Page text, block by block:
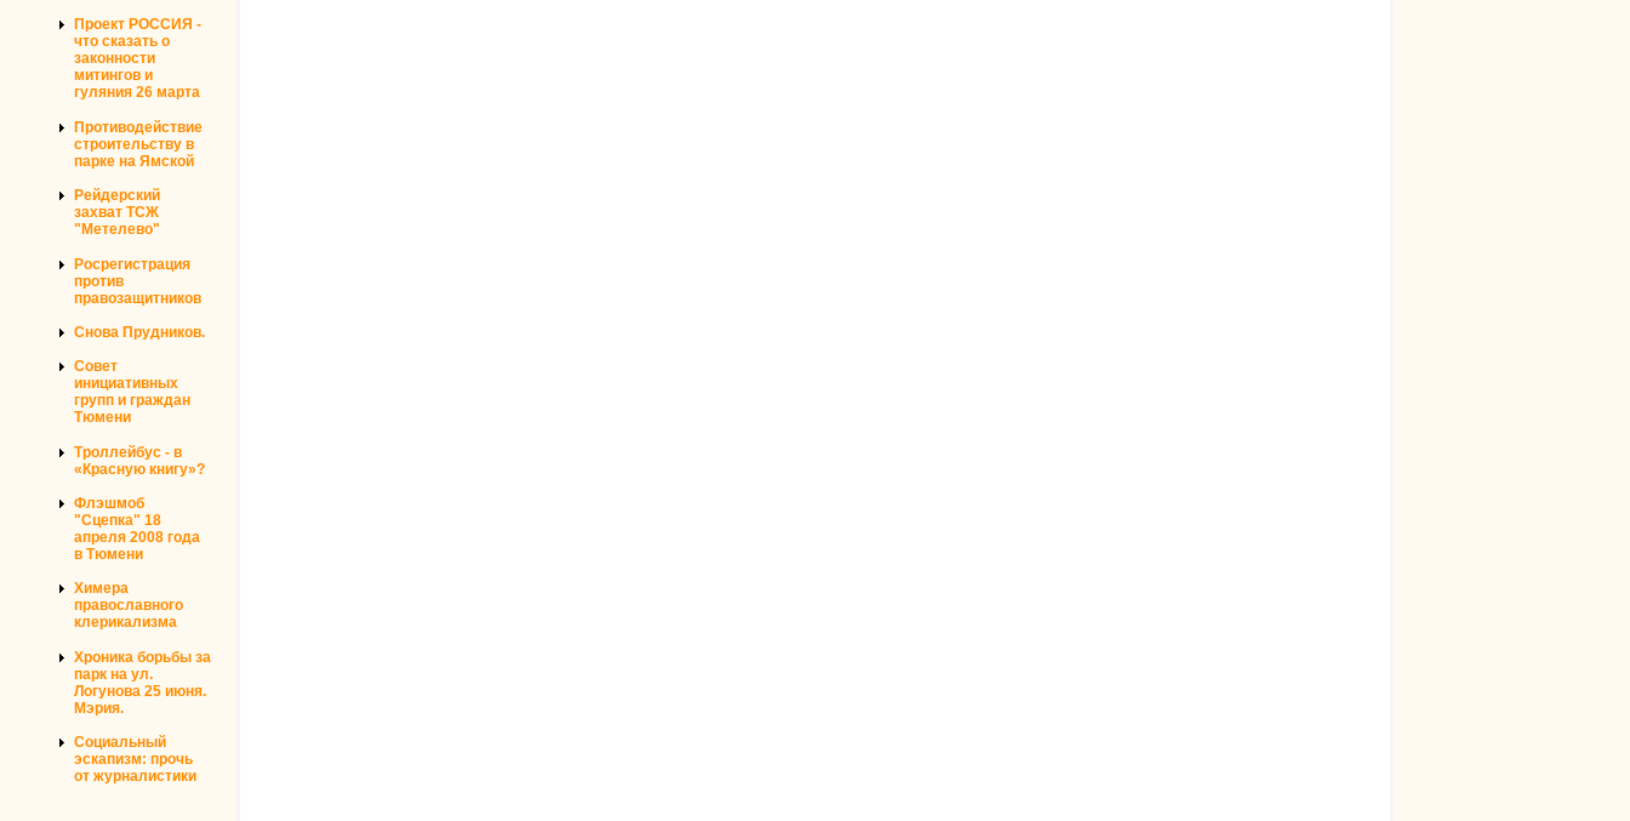
Проект РОССИЯ -
что сказать о
законности
митингов и
гуляния 26 марта
Противодействие
строительству в
парке на Ямской
Рейдерский
захват ТСЖ
"Метелево"
Росрегистрация
против
правозащитников
Снова Прудников.
Совет
инициативных
групп и граждан
Тюмени
Троллейбус - в
«Красную книгу»?
Флэшмоб
"Сцепка" 18
апреля 2008 года
в Тюмени
Химера
православного
клерикализма
Хроника борьбы за
парк на ул.
Логунова 25 июня.
Мэрия.
Социальный
эскапизм: прочь
от журналистики